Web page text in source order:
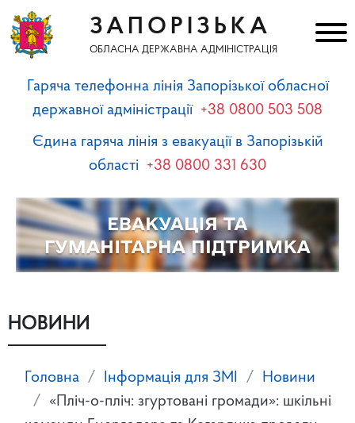
ЗАПОРІЗЬКА
ОБЛАСНА ДЕРЖАВНА АДМІНІСТРАЦІЯ
Гаряча телефонна лінія Запорізької обласної
державної адміністрації +38 0800 503 508
Єдина гаряча лінія з евакуації в Запорізькій
області +38 0800 331 630
НОВИНИ
Головна Інформація для ЗМІ
Новини
«Пліч-о-пліч: згуртовані громади»: шкільні